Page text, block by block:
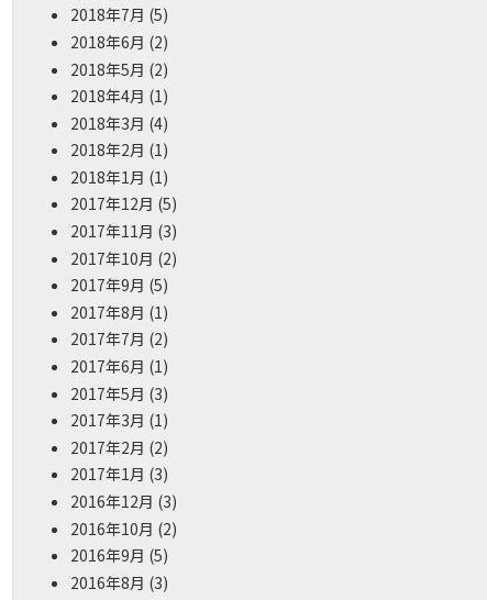
2018年7月 (5)
2018年6月 (2)
2018年5月 (2)
2018年4月 (1)
2018年3月 (4)
2018年2月 (1)
2018年1月 (1)
2017年12月 (5)
2017年11月 (3)
2017年10月 (2)
2017年9月 (5)
2017年8月 (1)
2017年7月 (2)
2017年6月 (1)
2017年5月 (3)
2017年3月 (1)
2017年2月 (2)
2017年1月 (3)
2016年12月 (3)
2016年10月 (2)
2016年9月 (5)
2016年8月 (3)